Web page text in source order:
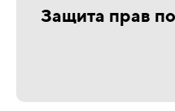
Защита прав